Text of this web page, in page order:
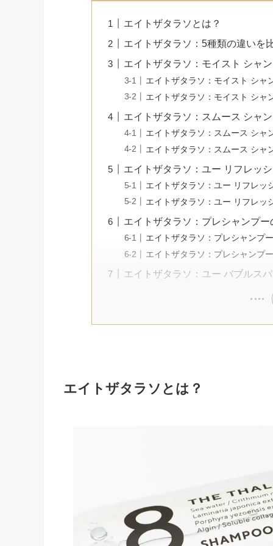
エイトザタラソとは？
エイトザタラソ：5種類の違いを
エイトザタラソ：モイスト シャ
エイトザタラソ：モイスト シャ
エイトザタラソ：モイスト シャ
エイトザタラソ：スムース シャ
エイトザタラソ：スムース シャ
エイトザタラソ：スムース シャ
エイトザタラソ：ユー リフレッ
エイトザタラソ：ユー リフレッ
エイトザタラソ：ユー リフレッ
エイトザタラソ：プレシャンプ
エイトザタラソ：プレシャンプ
エイトザタラソ：プレシャンプ
エイトザタラソ：ユー バブルス
エイトザタラソとは？